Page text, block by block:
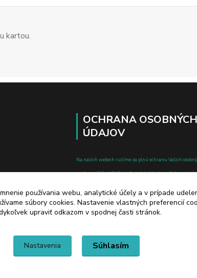
kartou.
OCHRANA OSOBNÝCH
ÚDAJOV
Na našich weboch ručíme za plnú ochranu Vašich
pred zneužitím. Všetky informácie, ktoré uvediete o svojej
a o zmene a doplnení niektorých zákonov.
používania webu, analytické účely a v prípade
súbory cookies. Nastavenie vlastných preferencií
upraviť odkazom v spodnej časti stránok.
Nastavenia Súhlasím